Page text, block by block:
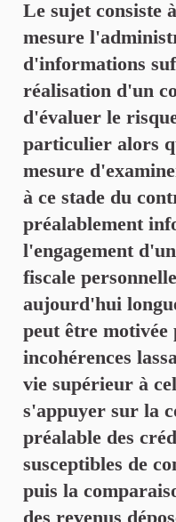
Le sujet consiste
mesure
d'informations
réalisation d'un
d'évaluer le
particulier alors
mesure
à ce stade du
préalablement
l'engagement
fiscale
aujourd'hui
peut être
incohérences
vie supérieur à
s'appuyer sur la
préalable des
susceptibles de
puis la
des revenus